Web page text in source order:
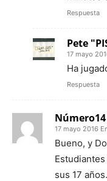
Respuesta
Pete
17 mayo
Ha
Respuesta
Número14
17 mayo 2016
Bueno, y
sus 17